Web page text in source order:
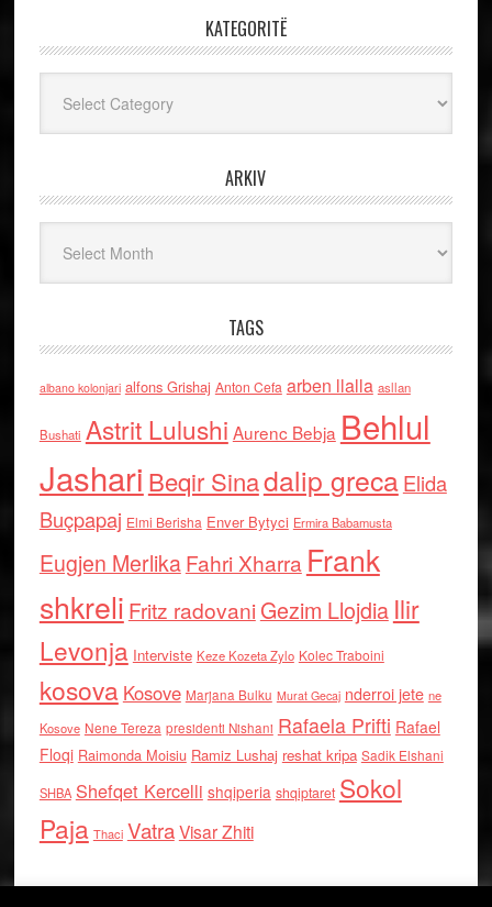
KATEGORITË
ARKIV
TAGS
albano kolonjari alfons Grishaj Anton Cefa arben llalla asllan
Bushati Astrit Lulushi Aurenc Bebja Behlul
Jashari Beqir Sinadalip grecaElida
Buçpapaj Elmi Berisha Enver Bytyci Ermira Babamusta
Eugjen MerlikaFahri Xharra Frank
shkreli Fritz radovaniGezim Llojdia Ilir
Levonja Interviste Keze Kozeta Zylo Kolec Traboini
kosova Kosove Marjana Bulku Murat Gecaj nderroi jete ne
Kosove Nene Tereza presidenti Nishani Rafaela Prifti Rafael
Floqi Raimonda Moisiu Ramiz Lushaj reshat kripa Sadik Elshani
SHBA Shefqet Kercelli shqiperia shqiptaret Sokol
Paja Thaci VatraVisar Zhiti